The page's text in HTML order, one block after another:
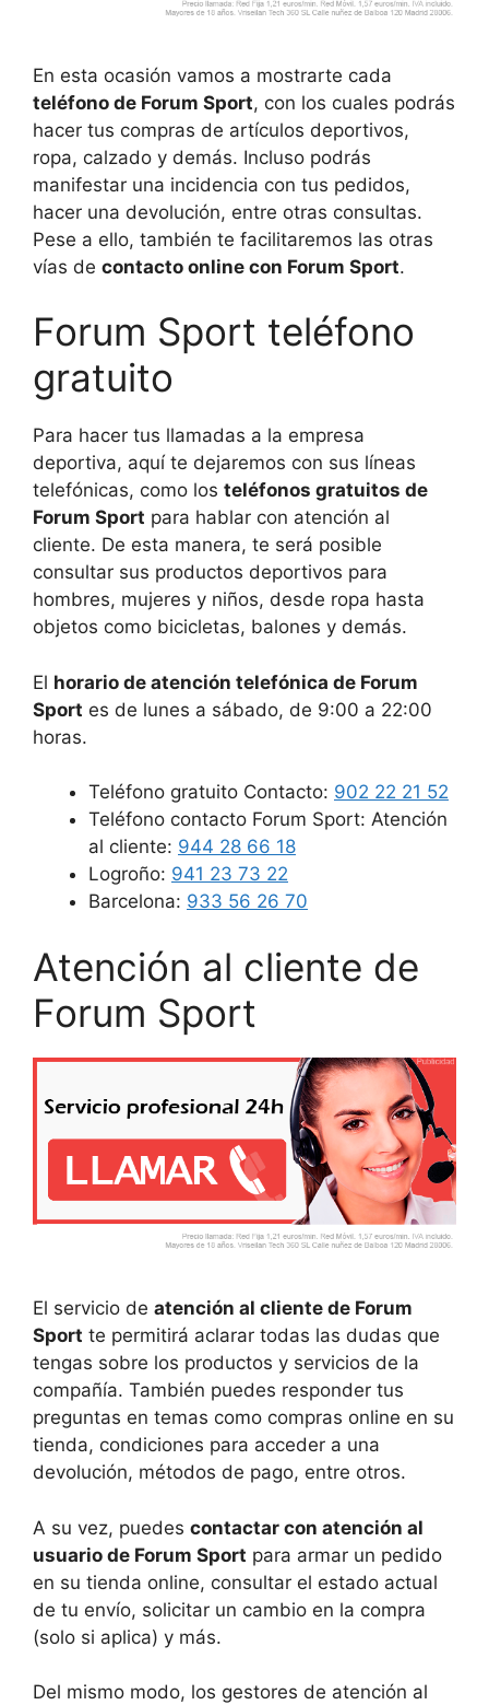
En esta ocasión vamos a mostrarte cada
teléfono de Forum Sport, con los cuales podrás
hacer tus compras de artículos deportivos,
ropa, calzado y demás. Incluso podrás
manifestar una incidencia con tus pedidos,
hacer una devolución, entre otras consultas.
Pese a ello, también te facilitaremos las otras
vías de contacto online con Forum Sport.
Forum Sport teléfono
gratuito
Para hacer tus llamadas a la empresa
deportiva, aquí te dejaremos con sus líneas
telefónicas, como los teléfonos gratuitos de
Forum Sport para hablar con atención al
cliente. De esta manera, te será posible
consultar sus productos deportivos para
hombres, mujeres y niños, desde ropa hasta
objetos como bicicletas, balones y demás.
El horario de atención telefónica de Forum
Sport es de lunes a sábado, de 9:00 a 22:00
horas.
Teléfono gratuito Contacto: 902 22 21 52
Teléfono contacto Forum Sport: Atención
al cliente: 944 28 66 18
Logroño: 941 23 73 22
Barcelona: 933 56 26 70
Atención al cliente de
Forum Sport
El servicio de atención al cliente de Forum
Sport te permitirá aclarar todas las dudas que
tengas sobre los productos y servicios de la
compañía. También puedes responder tus
preguntas en temas como compras online en su
tienda, condiciones para acceder a una
devolución, métodos de pago, entre otros.
A su vez, puedes contactar con atención al
usuario de Forum Sport para armar un pedido
en su tienda online, consultar el estado actual
de tu envío, solicitar un cambio en la compra
(solo si aplica) y más.
Del mismo modo, los gestores de atención al